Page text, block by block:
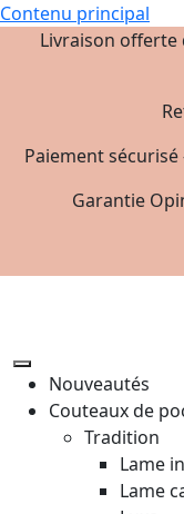
Contenu principal
Livraison
Paiement
Garantie
Nouveautés
Couteaux de
Tradition
Lame
Lame